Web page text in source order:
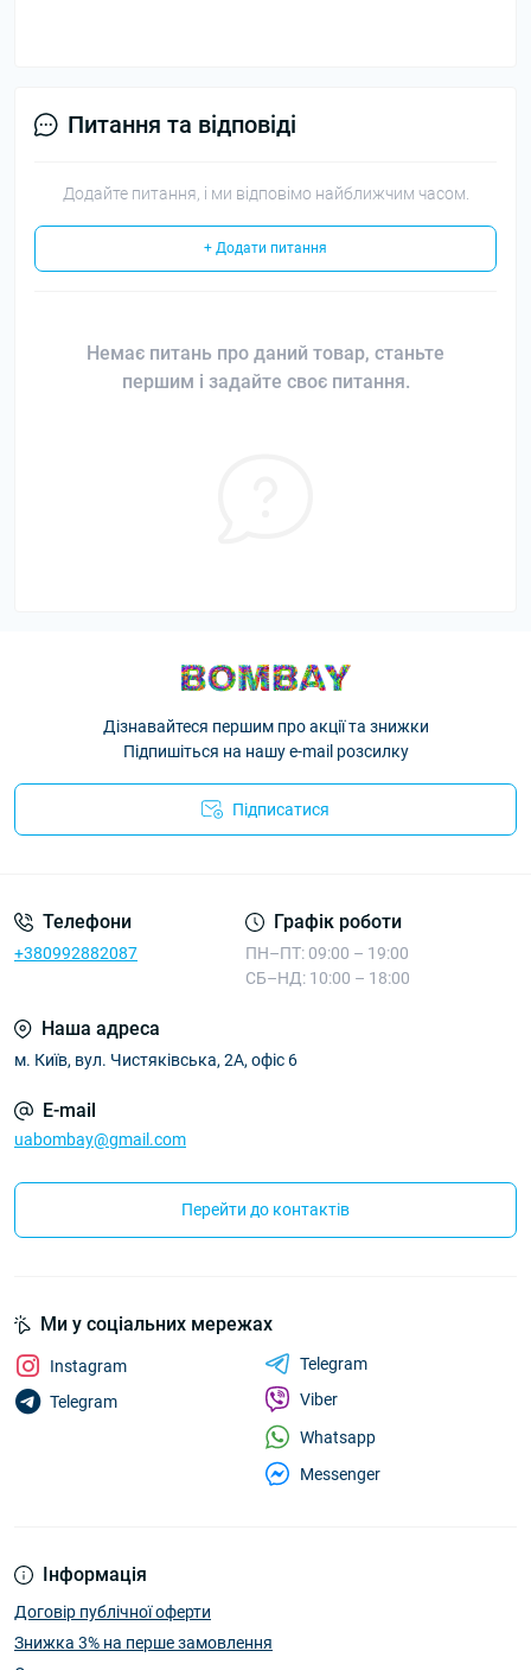
Питання та відповіді
Додайте питання, і ми відповімо найближчим часом.
+ Додати питання
Немає питань про даний товар, станьте
першим і задайте своє питання.
Дізнавайтеся першим про акції та знижки
Підпишіться на нашу e-mail розсилку
Підписатися
Телефони
+380992882087
Графік роботи
ПН–ПТ: 09:00 – 19:00
СБ–НД: 10:00 – 18:00
Наша адреса
м. Київ, вул. Чистяківська, 2А, офіс 6
E-mail
uabombay@gmail.com
Перейти до контактів
Інформація
Договір публічної оферти
Знижка 3% на перше замовлення
Ми у соціальних мережах
Instagram
Telegram
Telegram
Viber
Whatsapp
Messenger